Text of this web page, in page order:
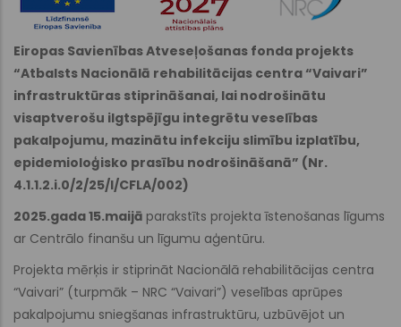
Eiropas Savienības Atveseļošanas fonda projekts
“Atbalsts Nacionālā rehabilitācijas centra “Vaivari”
infrastruktūras stiprināšanai, lai nodrošinātu
visaptverošu ilgtspējīgu integrētu veselības
pakalpojumu, mazinātu infekciju slimību izplatību,
epidemioloģisko prasību nodrošināšanā” (Nr.
4.1.1.2.i.0/2/25/I/CFLA/002)
2025.gada 15.maijā parakstīts projekta īstenošanas līgums
ar Centrālo finanšu un līgumu aģentūru.
Projekta mērķis ir stiprināt Nacionālā rehabilitācijas centra
“Vaivari” (turpmāk – NRC “Vaivari”) veselības aprūpes
pakalpojumu sniegšanas infrastruktūru, uzbūvējot un